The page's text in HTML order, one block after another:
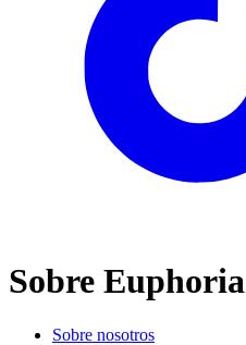
Sobre Euphoria
Sobre nosotros